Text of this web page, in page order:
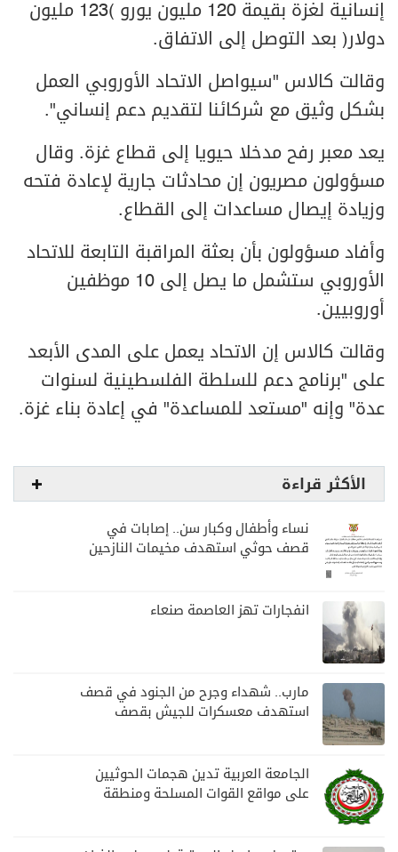
إنسانية لغزة بقيمة 120 مليون يورو (123 مليون
دولار) بعد التوصل إلى الاتفاق.
وقالت كالاس "سيواصل الاتحاد الأوروبي العمل
بشكل وثيق مع شركائنا لتقديم دعم إنساني".
يعد معبر رفح مدخلا حيويا إلى قطاع غزة. وقال
مسؤولون مصريون إن محادثات جارية لإعادة فتحه
وزيادة إيصال مساعدات إلى القطاع.
وأفاد مسؤولون بأن بعثة المراقبة التابعة للاتحاد
الأوروبي ستشمل ما يصل إلى 10 موظفين
أوروبيين.
وقالت كالاس إن الاتحاد يعمل على المدى الأبعد
على "برنامج دعم للسلطة الفلسطينية لسنوات
عدة" وإنه "مستعد للمساعدة" في إعادة بناء غزة.
الأكثر قراءة
نساء وأطفال وكبار سن.. إصابات في
قصف حوثي استهدف مخيمات النازحين
انفجارات تهز العاصمة صنعاء
مارب.. شهداء وجرح من الجنود في قصف
استهدف معسكرات للجيش بقصف
الجامعة العربية تدين هجمات الحوثيين
على مواقع القوات المسلحة ومنطقة